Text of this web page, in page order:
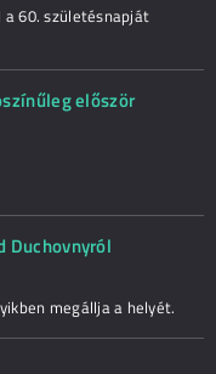
60. születésnapját
először
Duchovnyról
megállja a helyét.